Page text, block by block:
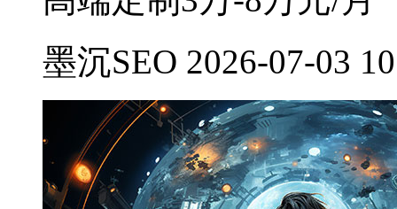
墨沉SEO 2026-07-03